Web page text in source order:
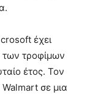
έχει
των τροφίμων
έτος. Τον
σε μια